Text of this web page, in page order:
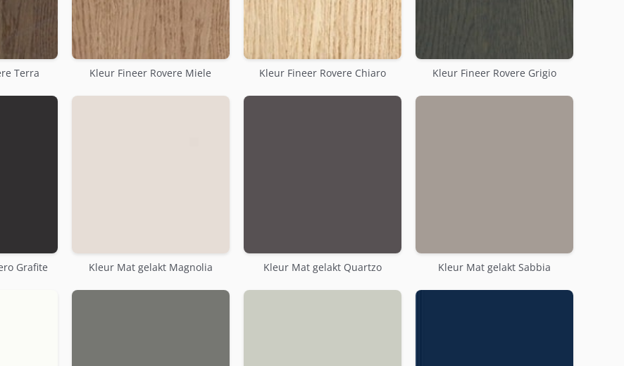
Terra Kleur Fineer Rovere Miele Kleur Fineer Rovere Chiaro Kleur Fineer Rovere Grigio
Grafite Kleur Mat gelakt Magnolia Kleur Mat gelakt Quartzo Kleur Mat gelakt Sabbia